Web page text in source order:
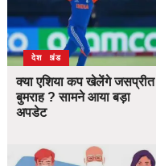
उत्तराखंड
देश
क्या एशिया कप खेलेंगे जसप्रीत
बुमराह ? सामने आया बड़ा
अपडेट